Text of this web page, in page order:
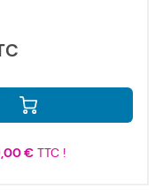
€TTC !